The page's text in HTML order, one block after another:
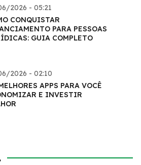
2026 - 05:21
CONQUISTAR
PARA PESSOAS
GUIA COMPLETO
2026 - 02:10
APPS PARA VOCÊ
E INVESTIR